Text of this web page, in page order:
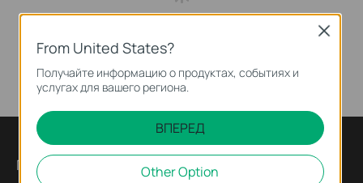
Подпишитесь на рассылку
From United States?
Получайте информацию о продуктах, событиях и
услугах для вашего региона.
ВПЕРЕД
Other Option
Close